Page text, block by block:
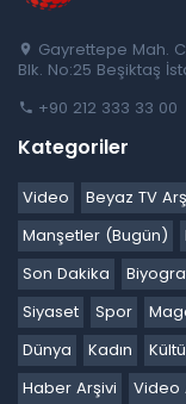
Gayrettepe Mah.
Blk. No:25 Beşiktaş
+90 212 333 33 00
Kategoriler
Video Beyaz TV
Manşetler (Bugün)
Son Dakika
Siyaset
Spor
Dünya
Kadın
Haber Arşivi
Video